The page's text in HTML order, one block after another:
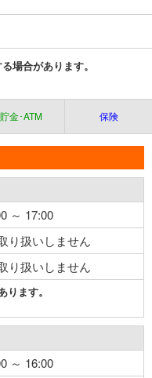
場合があります。
貯金･ATM 保険
～ 17:00
り扱いしません
り扱いしません
ます。
～ 16:00